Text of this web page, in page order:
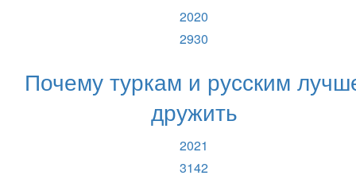
2020
2930
Почему туркам и русским
дружить
2021
3142